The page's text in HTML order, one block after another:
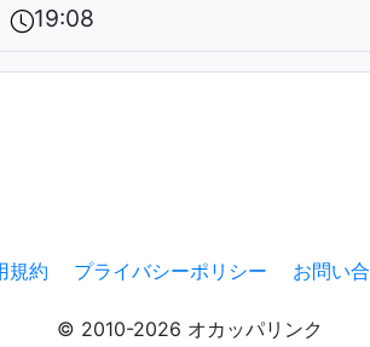
19:08
規約 プライバシーポリシー お問い
© 2010-2026 オカッパリンク